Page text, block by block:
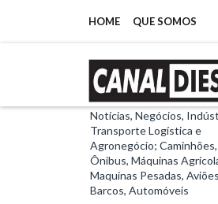
HOME QUE SOMOS
Notícias, Negócios,
Transporte Logística e
Agronegócio; Caminhões,
Ônibus, Máquinas
Maquinas Pesadas,
Barcos, Automóveis